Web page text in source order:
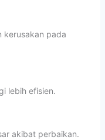
kerusakan pada
lebih efisien.
akibat perbaikan.